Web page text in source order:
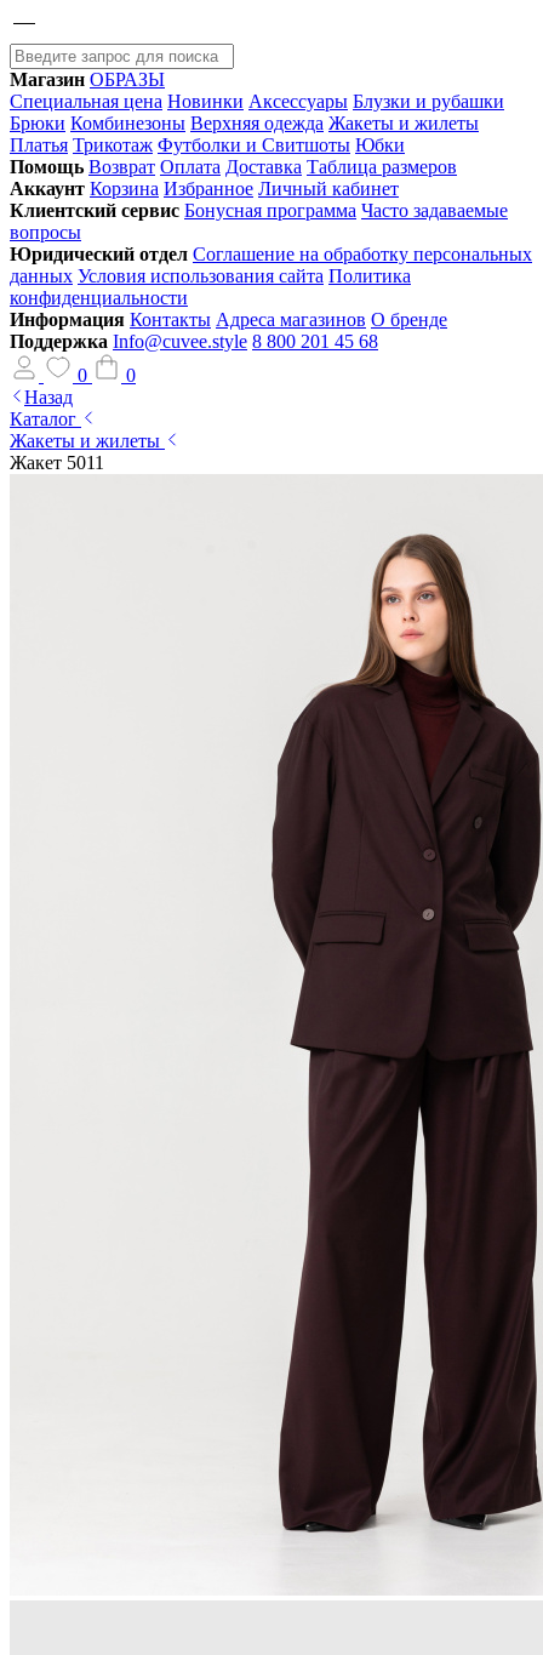
Магазин ОБРАЗЫ
Специальная цена Новинки Аксессуары Блузки и рубашки
Брюки Комбинезоны Верхняя одежда Жакеты и жилеты
Платья Трикотаж Футболки и Свитшоты Юбки
Помощь Возврат Оплата Доставка Таблица размеров
Аккаунт Корзина Избранное Личный кабинет
Клиентский сервис Бонусная программа Часто задаваемые
вопросы
Юридический отдел Соглашение на обработку персональных
данных Условия использования сайта Политика
конфиденциальности
Информация Контакты Адреса магазинов О бренде
Поддержка Info@cuvee.style 8 800 201 45 68
0
0
Назад
Каталог
Жакеты и жилеты
Жакет 5011